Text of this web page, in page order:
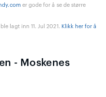
er gode for å se de større
lagt inn 11. Jul 2021. Klikk her for å
- Moskenes